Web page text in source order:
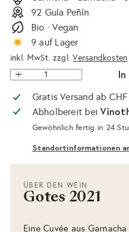
92 Guía Peñín
Bio · Vegan
9 auf Lager
inkl. MwSt. zzgl.Versandkosten
In
Gratis Versand ab
Abholbereit bei
Gewöhnlich fertig in 24
Standortinformationen
ÜBER DEN WEIN
Gotes 2021
Eine Cuvée aus